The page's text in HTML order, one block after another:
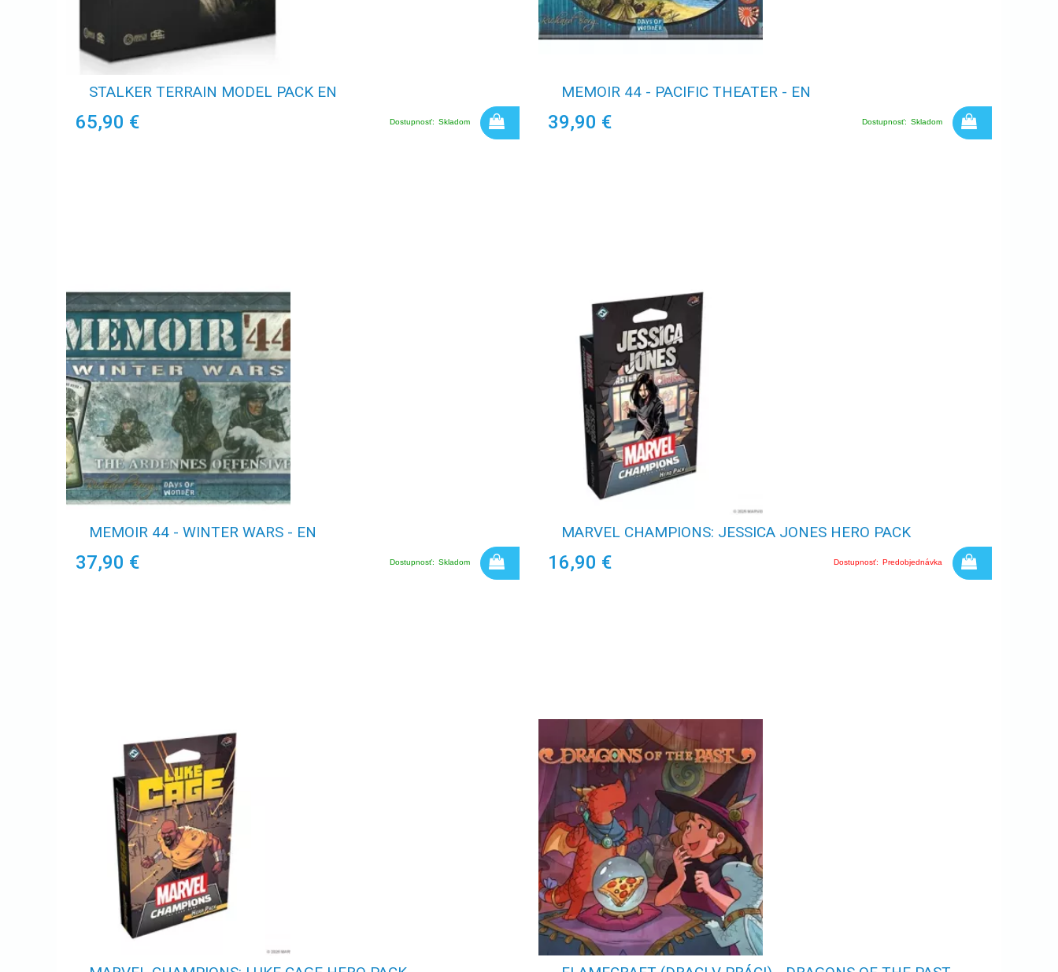
STALKER TERRAIN MODEL PACK EN
65,90 € Dostupnosť: Skladom
MEMOIR 44 - PACIFIC THEATER - EN
39,90 € Dostupnosť: Skladom
MEMOIR 44 - WINTER WARS - EN
37,90 € Dostupnosť: Skladom
MARVEL CHAMPIONS: JESSICA JONES HERO PACK
16,90 € Dostupnosť: Predobjednávka